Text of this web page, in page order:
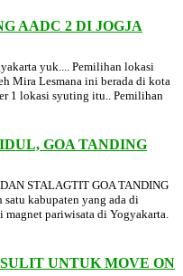
AADC 2 DI JOGJA
yuk.... Pemilihan lokasi
Mira Lesmana ini berada di kota
1 lokasi syuting itu.. Pemilihan
GOA TANDING
STALAGTIT GOA TANDING
kabupaten yang ada di
pariwisata di Yogyakarta.
UNTUK MOVE ON